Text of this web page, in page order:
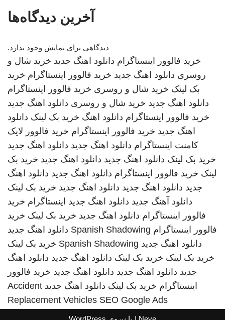
آخرین دیدگاه‌ها
دیدگاهی برای نمایش وجود ندارد.
خرید فالوور اینستاگرام دانلود اهنگ جدید خرید شال و
روسری دانلود اهنگ جدید خرید فالوور اینستاگرام خرید
بک لینک خرید شال و روسری خرید فالوور اینستاگرام
دانلود اهنگ جدید خرید شال و روسری دانلود اهنگ جدید
خرید فالوور اینستاگرام دانلود اهنگ خرید بک لینک دانلود
اهنگ جدید خرید فالوور اینستاگرام خرید فالوور لایک
کامنت اینستاگرام دانلود اهنگ جدید دانلود اهنگ جدید
خرید بک لینک دانلود اهنگ جدید دانلود اهنگ جدید خرید بک
لینک خرید فالوور اینستاگرام دانلود اهنگ جدید دانلود اهنگ
جدید دانلود اهنگ جدید دانلود اهنگ جدید خرید بک لینک
دانلود آهنگ جدید دانلود اهنگ جدید اینستاگرام خرید
فالوور اینستاگرام دانلود اهنگ جدید خرید بک لینک خرید
فالوور اینستاگرام Spanish Shadowing دانلود اهنگ جدید
دانلود اهنگ جدید Spanish Shadowing خرید بک لینک
خرید بک لینک خرید بک لینک دانلود اهنگ جدید دانلود اهنگ
جدید دانلود اهنگ جدید دانلود اهنگ جدید خرید فالوور
اینستاگرام خرید بک لینک دانلود اهنگ جدید Accident
Replacement Vehicles SEO Google Ads